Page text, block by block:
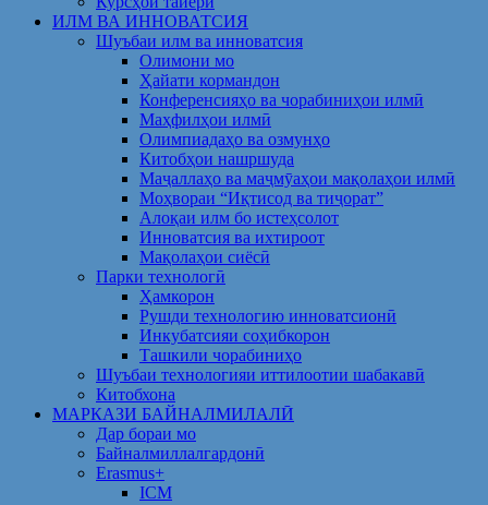
ИЛМ ВА ИННОВАТСИЯ
Шуъбаи илм ва инноватсия
Олимони мо
Ҳайати кормандон
Конференсияҳо ва чорабиниҳои илмӣ
Маҳфилҳои илмӣ
Олимпиадаҳо ва озмунҳо
Китобҳои нашршуда
Маҷаллаҳо ва маҷмӯаҳои мақолаҳои илмӣ
Моҳвораи “Иқтисод ва тиҷорат”
Алоқаи илм бо истеҳсолот
Инноватсия ва ихтироот
Мақолаҳои сиёсӣ
Парки технологӣ
Ҳамкорон
Рушди технологию инноватсионӣ
Инкубатсияи соҳибкорон
Ташкили чорабиниҳо
Шуъбаи технологияи иттилоотии шабакавӣ
Китобхона
МАРКАЗИ БАЙНАЛМИЛАЛӢ
Дар бораи мо
Байналмиллалгардонӣ
Erasmus+
ICM